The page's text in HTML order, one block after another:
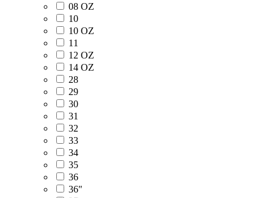
08 OZ
10
10 OZ
11
12 OZ
14 OZ
28
29
30
31
32
33
34
35
36
36"